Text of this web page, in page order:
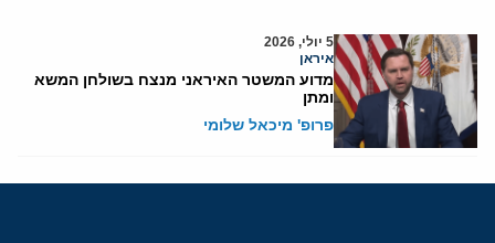
5 יולי, 2026
איראן
מדוע המשטר האיראני מנצח בשולחן המשא
ומתן
פרופ' מיכאל שלומי